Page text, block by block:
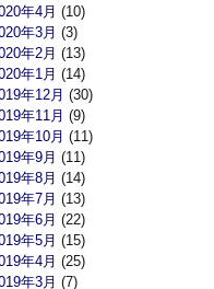
年4月 (10)
年3月 (3)
年2月 (13)
年1月 (14)
年12月 (30)
年11月 (9)
年10月 (11)
年9月 (11)
年8月 (14)
年7月 (13)
年6月 (22)
年5月 (15)
年4月 (25)
年3月 (7)